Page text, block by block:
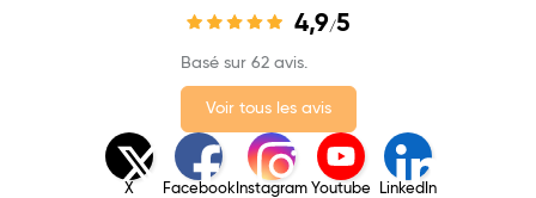
4,9/5
Basé sur 62 avis.
Voir tous les avis
X Facebook Instagram Youtube LinkedIn